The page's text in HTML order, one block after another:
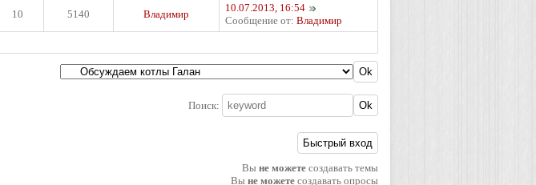
10 5140 Владимир
10.07.2013, 16:54
Сообщение от: Владимир
Поиск:
Вы не можете создавать темы
Вы не можете создавать опросы